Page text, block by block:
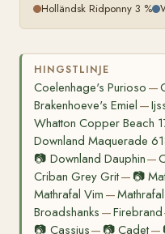
Holländsk Ridponny 3 %
HINGSTLINJE
Coelenhage's Purioso —
Brakenhoeve's Emiel —
Whatton Copper Beach
Downland Maquerade
📷 Downland Dauphin—
Criban Grey Grit— 📷
Mathrafal Vim —
Broadshanks —Firebrand
📷 Cassius— 📷Cadet—